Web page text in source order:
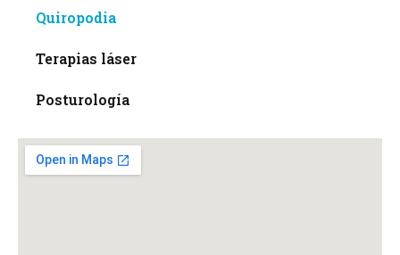
Quiropodia
Terapias láser
Posturología